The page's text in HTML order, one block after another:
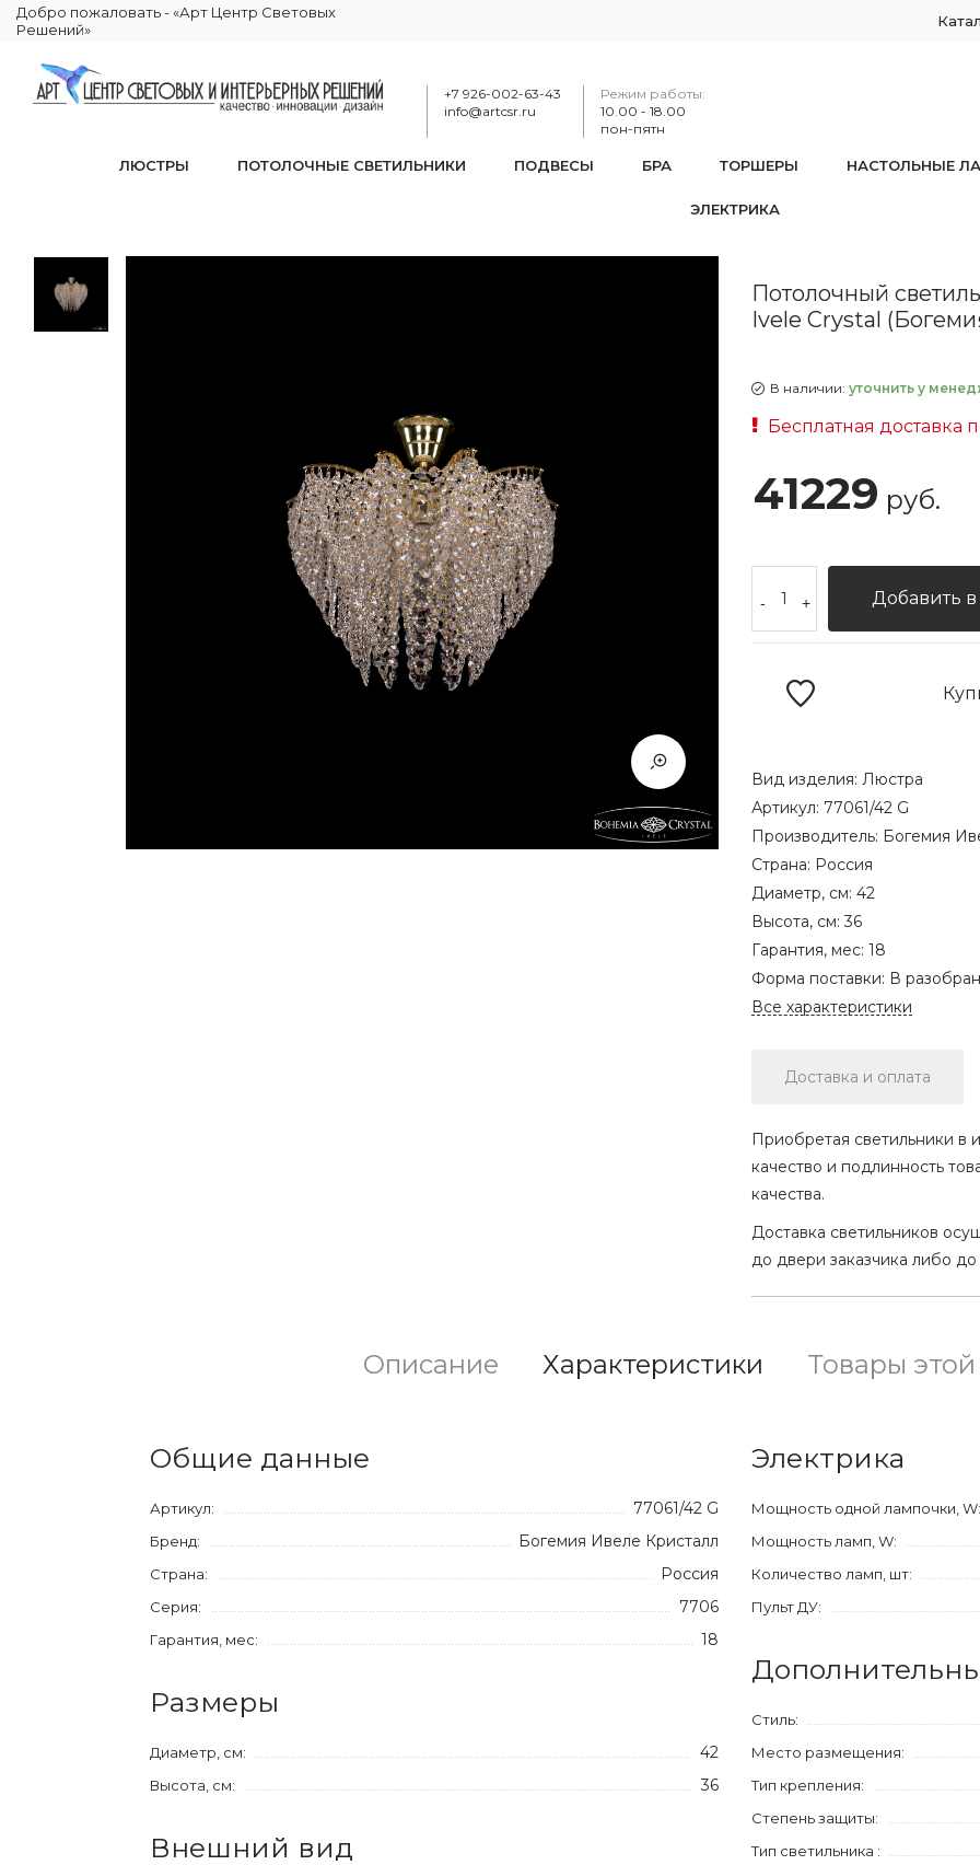
Добро пожаловать - «Арт Центр Световых
Решений»
+7 926-002-63-43
info@artcsr.ru
Режим работы:
10.00 - 18.00
пон-пятн
ЛЮСТРЫ ПОТОЛОЧНЫЕ СВЕТИЛЬНИКИ ПОДВЕСЫ БРА ТОРШЕРЫ НАСТОЛЬНЫЕ
ЭЛЕКТРИКА
Потолочный
Ivele Crystal
В наличии: уточнить у
Бесплатная доставка
41229 руб.
- + Добавить
Вид изделия: Люстра
Артикул: 77061/42 G
Производитель: Богемия
Страна: Россия
Диаметр, см: 42
Высота, см:36
Гарантия, мес: 18
Форма поставки: В
Все характеристики
Доставка и оплата
Приобретая светильники в
качество и подлинность
качества.
Доставка светильников
до двери заказчика либо
Описание Характеристики Товары
Общие данные
Артикул: 77061/42 G
Бренд: Богемия Ивеле Кристалл
Страна: Россия
Серия: 7706
Гарантия, мес: 18
Размеры
Диаметр, см: 42
Высота, см: 36
Внешний вид
Электрика
Мощность одной лампочки, W:
Мощность ламп, W:
Количество ламп, шт:
Пульт ДУ:
Стиль:
Место размещения:
Тип крепления:
Степень защиты:
Тип светильника :